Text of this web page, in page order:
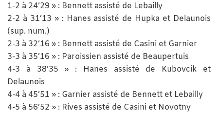
1-2 à 24’29 » : Bennett assisté de Lebailly
2-2 à 31’13 » : Hanes assisté de Hupka et Delaunois
(sup. num.)
2-3 à 32’16 » : Bennett assisté de Casini et Garnier
3-3 à 35’16 » : Paroissien assisté de Beaupertuis
4-3 à 38’35 » : Hanes assisté de Kubovcik et
Delaunois
4-4 à 45’51 » : Garnier assisté de Bennett et Lebailly
4-5 à 56’52 » : Rives assisté de Casini et Novotny